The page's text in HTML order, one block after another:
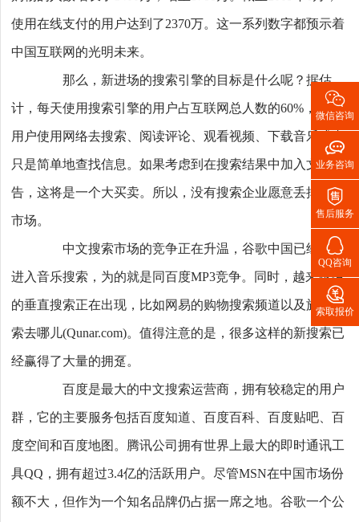
使用在线支付的用户达到了2370万。这一系列数字都预示着
中国互联网的光明未来。
那么，新进场的搜索引擎的目标是什么呢？据估
计，每天使用搜索引擎的用户占互联网总人数的60%，这些
用户使用网络去搜索、阅读评论、观看视频、下载音乐或者
只是简单地查找信息。如果考虑到在搜索结果中加入文本广
告，这将是一个大买卖。所以，没有搜索企业愿意丢掉这个
市场。
中文搜索市场的竞争正在升温，谷歌中国已经宣布
进入音乐搜索，为的就是同百度MP3竞争。同时，越来越多
的垂直搜索正在出现，比如网易的购物搜索频道以及旅游搜
索去哪儿(Qunar.com)。值得注意的是，很多这样的新搜索已
经赢得了大量的拥趸。
百度是最大的中文搜索运营商，拥有较稳定的用户
群，它的主要服务包括百度知道、百度百科、百度贴吧、百
度空间和百度地图。腾讯公司拥有世界上最大的即时通讯工
具QQ，拥有超过3.4亿的活跃用户。尽管MSN在中国市场份
额不大，但作为一个知名品牌仍占据一席之地。谷歌一个公

微信咨询

业务咨询

售后服务

QQ咨询

索取报价